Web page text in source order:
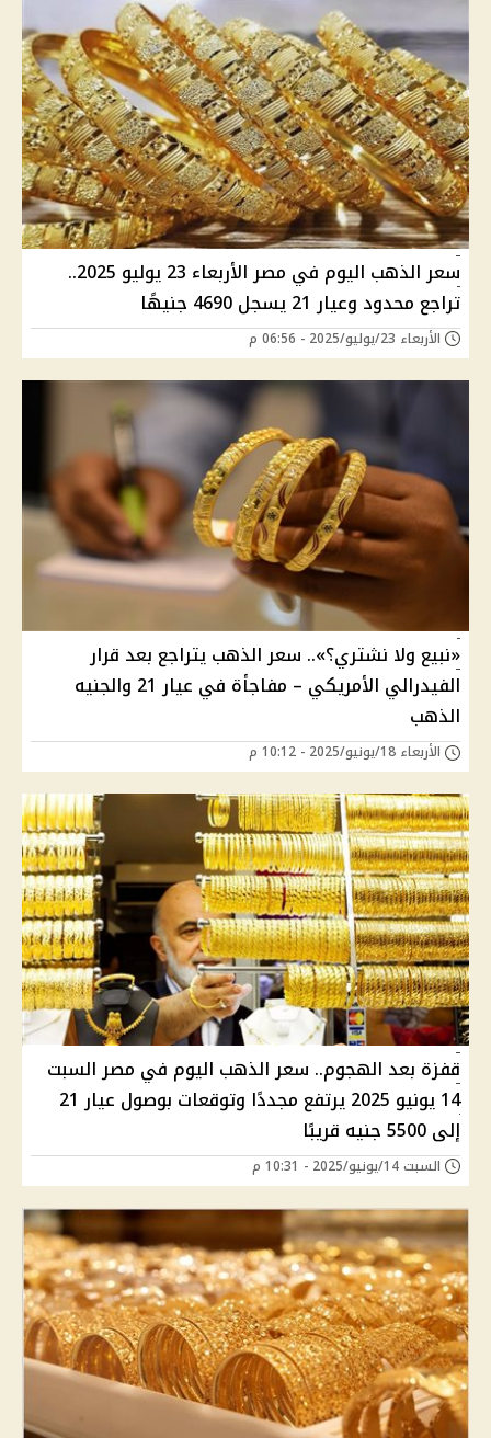
سعر الذهب اليوم في مصر الأربعاء 23 يوليو 2025..
تراجع محدود وعيار 21 يسجل 4690 جنيهًا
الأربعاء 23/يوليو/2025 - 06:56 م
«نبيع ولا نشتري؟».. سعر الذهب يتراجع بعد قرار
الفيدرالي الأمريكي – مفاجأة في عيار 21 والجنيه
الذهب
الأربعاء 18/يونيو/2025 - 10:12 م
قفزة بعد الهجوم.. سعر الذهب اليوم في مصر السبت
14 يونيو 2025 يرتفع مجددًا وتوقعات بوصول عيار 21
إلى 5500 جنيه قريبًا
السبت 14/يونيو/2025 - 10:31 م